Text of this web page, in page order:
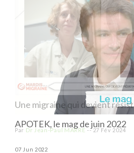
Une migraine qui devient
Par Dr Jean-Paul MARRE -- 27 Fév 2024
APOTEK, le mag de juin 2022
07 Jun 2022